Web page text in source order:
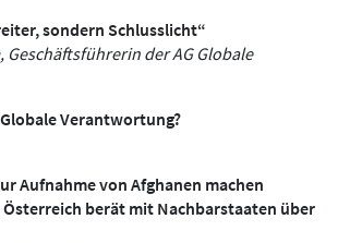
sondern Schlusslicht“
der AG Globale
Verantwortung?
Aufnahme von Afghanen machen
berät mit Nachbarstaaten über